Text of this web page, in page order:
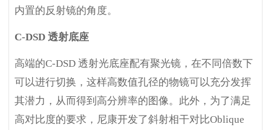
内置的反射镜的角度。
C-DSD 透射底座
高端的C-DSD 透射光底座配有聚光镜，在不同倍数下
可以进行切换，这样高数值孔径的物镜可以充分发挥
其潜力，从而得到高分辨率的图像。此外，为了满足
高对比度的要求，尼康开发了斜射相干对比Oblique